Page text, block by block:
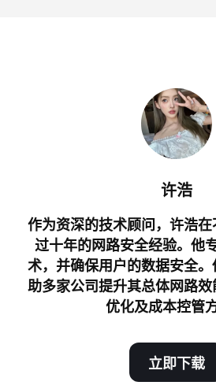
许浩
作为资深的技术顾问，许浩
过十年的网路安全经验。他
术，并确保用户的数据安全
助多家公司提升其总体网路
优化及成本控管方
立即下载